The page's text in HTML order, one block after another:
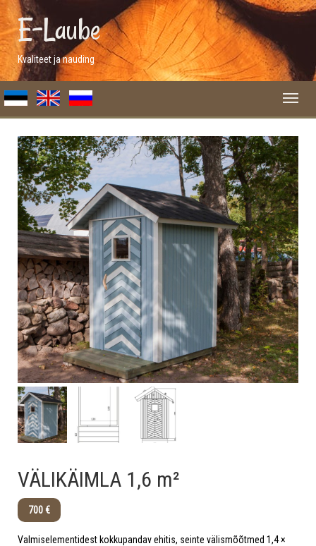
E-Laube
Kvaliteet ja nauding
VÄLIKÄIMLA 1,6 m²
700 €
Valmiselementidest kokkupandav ehitis, seinte välismõõtmed 1,4 ×